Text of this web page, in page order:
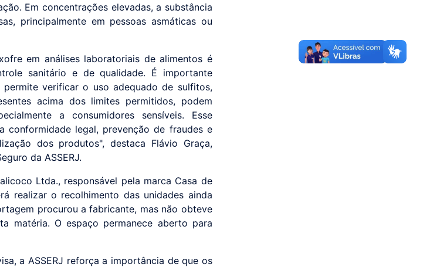
Em concentrações elevadas, a substância
principalmente em pessoas asmáticas ou
em análises laboratoriais de alimentos é
sanitário e de qualidade. É importante
verificar o uso adequado de sulfitos,
acima dos limites permitidos, podem
a consumidores sensíveis. Esse
conformidade legal, prevenção de fraudes e
dos produtos", destaca Flávio Graça,
da ASSERJ.
Ltda., responsável pela marca Casa de
realizar o recolhimento das unidades ainda
procurou a fabricante, mas não obteve
matéria. O espaço permanece aberto para
a ASSERJ reforça a importância de que os